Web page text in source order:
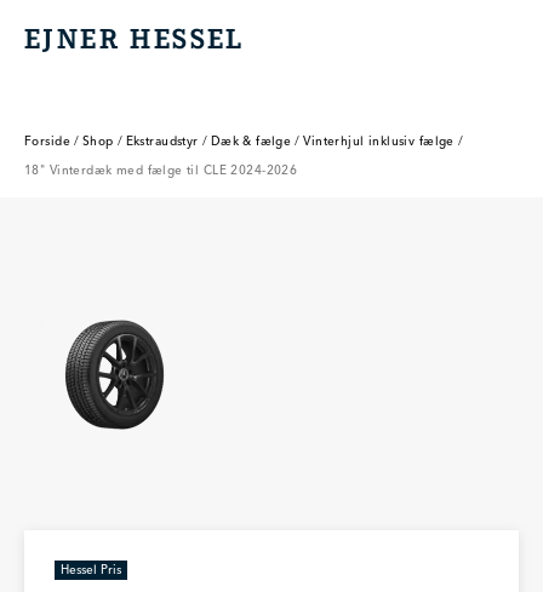
EJNER HESSEL
EJNER HESSEL
Forside / Shop / Ekstraudstyr / Dæk & fælge / Vinterhjul inklusiv fælge /
18" Vinterdæk med fælge til CLE 2024-2026
Hessel Pris